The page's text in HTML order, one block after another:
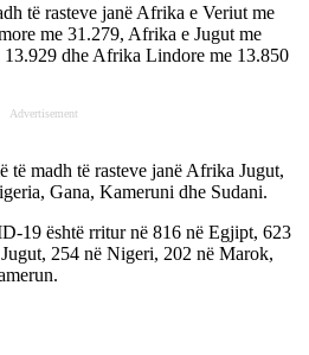
të rasteve janë Afrika e Veriut me
me 31.279, Afrika e Jugut me
dhe Afrika Lindore me 13.850
Advertisement
të madh të rasteve janë Afrika Jugut,
Gana, Kameruni dhe Sudani.
19 është rritur në 816 në Egjipt, 623
254 në Nigeri, 202 në Marok,